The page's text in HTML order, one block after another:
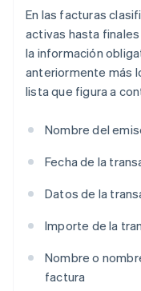
En las facturas
activas hasta
la información
anteriormente más
lista que figura a
Nombre del
Fecha de la
Datos de la
Importe de la
Nombre o
factura